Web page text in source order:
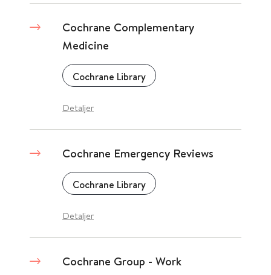
Cochrane Complementary
Medicine
Cochrane Library
Detaljer
Cochrane Emergency Reviews
Cochrane Library
Detaljer
Cochrane Group - Work